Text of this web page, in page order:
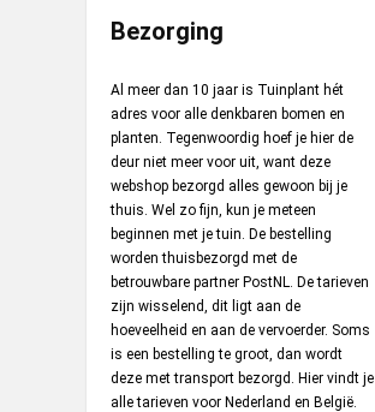
Bezorging
Al meer dan 10 jaar is Tuinplant hét
adres voor alle denkbaren bomen en
planten. Tegenwoordig hoef je hier de
deur niet meer voor uit, want deze
webshop bezorgd alles gewoon bij je
thuis. Wel zo fijn, kun je meteen
beginnen met je tuin. De bestelling
worden thuisbezorgd met de
betrouwbare partner PostNL. De tarieven
zijn wisselend, dit ligt aan de
hoeveelheid en aan de vervoerder. Soms
is een bestelling te groot, dan wordt
deze met transport bezorgd. Hier vindt je
alle tarieven voor Nederland en België.